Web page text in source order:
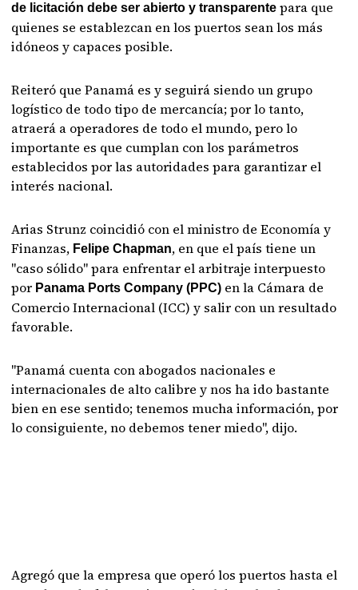
de licitación debe ser abierto y transparentepara que
quienes se establezcan en los puertos sean los más
idóneos y capaces posible.
Reiteró que Panamá es y seguirá siendo un grupo
logístico de todo tipo de mercancía; por lo tanto,
atraerá a operadores de todo el mundo, pero lo
importante es que cumplan con los parámetros
establecidos por las autoridades para garantizar el
interés nacional.
Arias Strunz coincidió con el ministro de Economía y
Finanzas, Felipe Chapman, en que el país tiene un
"caso sólido" para enfrentar el arbitraje interpuesto
por Panama Ports Company (PPC) en la Cámara de
Comercio Internacional (ICC) y salir con un resultado
favorable.
"Panamá cuenta con abogados nacionales e
internacionales de alto calibre y nos ha ido bastante
bien en ese sentido; tenemos mucha información, por
lo consiguiente, no debemos tener miedo", dijo.
Agregó que la empresa que operó los puertos hasta el